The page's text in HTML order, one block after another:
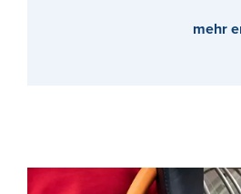
mehr